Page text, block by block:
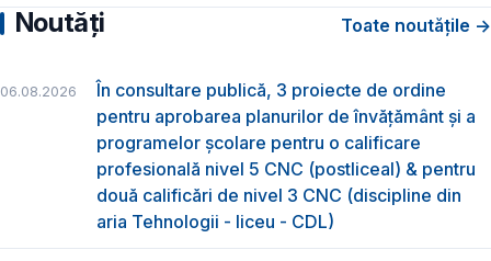
Noutăți Toate noutățile →
06.08.2026
În consultare publică, 3 proiecte de ordine
pentru aprobarea planurilor de învățământ și a
programelor școlare pentru o calificare
profesională nivel 5 CNC (postliceal) & pentru
două calificări de nivel 3 CNC (discipline din
aria Tehnologii - liceu - CDL)